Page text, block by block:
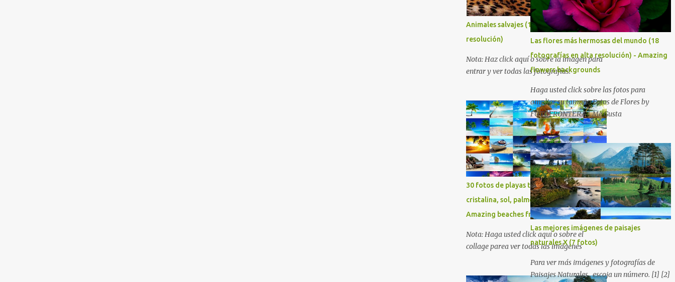
fondos en las redes sociales con todos sus
amigos. Gracias.
Animales salvajes (16 fotografías en alta
resolución)
Nota: Haz click aquí o sobre la imagen para
entrar y ver todas las fotografías.
30 fotos de playas tropicales con agua
cristalina, sol, palmeras y arenas blancas. -
Amazing beaches free photos
Nota: Haga usted click aquí o sobre el
collage parea ver todas las imágenes
Las flores más hermosas del mundo (18
fotografías en alta resolución) - Amazing
flowers backgrounds
Haga usted click sobre las fotos para
ampliar su tamaño Fotos de Flores by
FOTOFRONTERA | Me Gusta
Las mejores imágenes de paisajes
naturales X (7 fotos)
Para ver más imágenes y fotografías de
Paisajes Naturales , escoja un número. [1] [2]